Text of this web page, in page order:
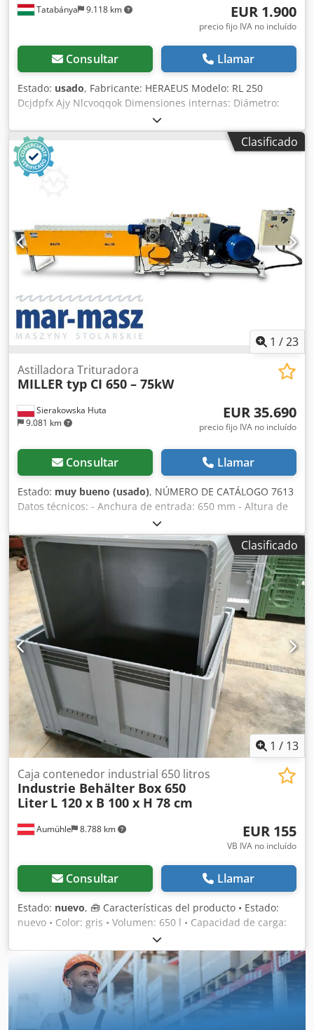
Tatabánya 9.118 km EUR 1.900
precio fijo IVA no incluído
Consultar Llamar
Estado: usado, Fabricante: HERAEUS Modelo: RL 250
Dcjdpfx Ajy Nlcvoqqok Dimensiones internas: Diámetro:
315 mm Profundidad: 450 mm
Clasificado
1 /23
Sierakowska Huta
9.081 km
Astilladora Trituradora
MILLER typ CI 650 – 75kW
EUR 35.690
precio fijo IVA no incluído
Consultar Llamar
Estado: muy bueno (usado), NÚMERO DE CATÁLOGO 7613
Datos técnicos: - Anchura de entrada: 650 mm - Altura de
entrada: 300 mm - Anchura del eje: 660 mm - Longitud de
la cuchilla: 660 mm - Número de cuchillas: 2 uds -
Dimensiones de la criba: 90x100 mm - 2 rodillos
alimentadores dentados inferiores - Motor del rodillo
inferior: 3 kW - 2 rodillos alimentadores dentados
superiores - Motor del rodillo superior: 3 kW - Alimentador
de banda - Longitud de la cinta de alimentación: 2700 mm
- Anchura de la cinta de alimentación: 630 mm - Motor
principal: 75 kW - Autoreverse - Marcha atrás -
Dimensiones totales (L/A/H): 5350x1300x1300 mm - Peso:
4200 kg Dedpfx Ajzadr Nsqqsck VENTAJAS – Fabricación
italiana – Autoreverse (ajustable) – Marcha atrás –
Astilladora usada, en muy buen estado Precio neto:
149.900 PLN Precio neto: 35.690 EUR según cambio 4,2
PLN/EUR (Los precios pueden variar con fluctuaciones
significativas)
Clasificado
1 / 13
Aumühle 8.788 km
Caja contenedor industrial 650 litros
Industrie Behälter Box 650
Liter L 120 x B 100 x H 78 cm
EUR 155
VB IVA no incluído
Consultar Llamar
Estado: nuevo, 🧰 Características del producto • Estado:
nuevo • Color: gris • Volumen: 650 l • Capacidad de carga:
4000 kg (a 5°C de temperatura ambiente) • Peso propio: 43
kg • Longitud: 120 cm • Anchura: 100 cm • Altura: 78 cm •
Apilable: Sí • Estable en su forma: Sí • Características
especiales: apto para almacenamiento en estanterías,
resistente a líquidos, posibilidad de válvula de desagüe 💰
Precio: 155 € neto, sin IVA • Descuento por cantidad: bajo
consulta • Gastos de envío: bajo consulta, en toda Europa •